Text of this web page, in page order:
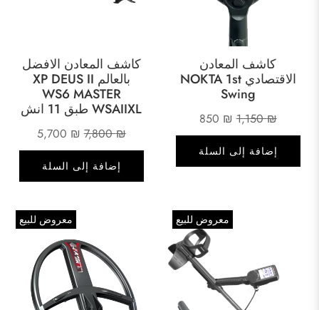
كاشف المعادن الافضل
بالعالم XP DEUS II
WS6 MASTER
WSAIIXL طبق 11 انش
7,800₪
السعر
الأصلي
هو:
5,700 ₪
السعر
الحالي
إضافة إلى السلة
كاشف المعادن
الاقتصادي NOKTA 1st
Swing
1,150₪
السعر
الأصلي
هو:
850 ₪
الحالي
هو:إضافة إلى السلة
معروض للبيع معروض للبيع